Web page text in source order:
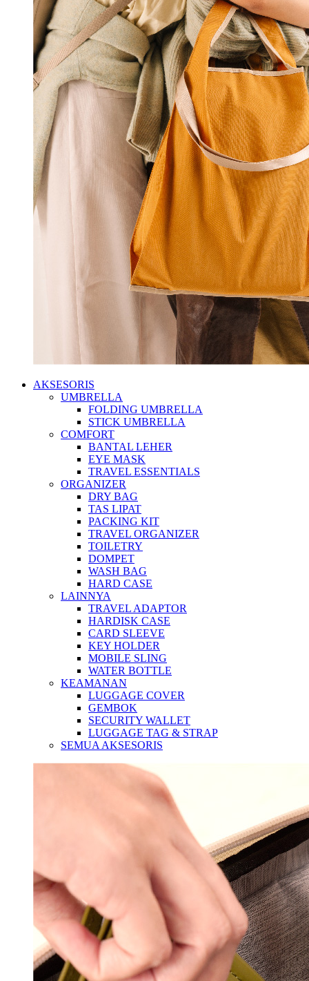
AKSESORIS
UMBRELLA
FOLDING UMBRELLA
STICK UMBRELLA
COMFORT
BANTAL LEHER
EYE MASK
TRAVEL ESSENTIALS
ORGANIZER
DRY BAG
TAS LIPAT
PACKING KIT
TRAVEL ORGANIZER
TOILETRY
DOMPET
WASH BAG
HARD CASE
LAINNYA
TRAVEL ADAPTOR
HARDISK CASE
CARD SLEEVE
KEY HOLDER
MOBILE SLING
WATER BOTTLE
KEAMANAN
LUGGAGE COVER
GEMBOK
SECURITY WALLET
LUGGAGE TAG & STRAP
SEMUA AKSESORIS